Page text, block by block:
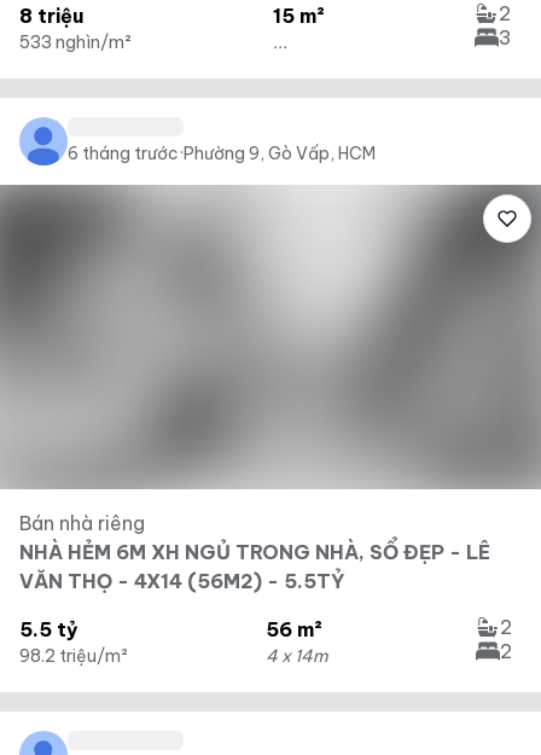
8 triệu
533 nghìn/m²
15 m²
...
2
3
6 tháng trước·Phường 9, Gò Vấp, HCM
Bán nhà riêng
NHÀ HẺM 6M XH NGỦ TRONG NHÀ, SỔ ĐẸP - LÊ
VĂN THỌ - 4X14 (56M2) - 5.5TỶ
5.5 tỷ
98.2 triệu/m²
56 m²
4 x 14m
2
2